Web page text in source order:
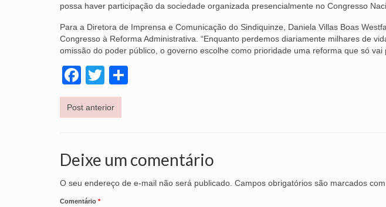
possa haver participação da sociedade organizada presencialmente no Congresso
Para a Diretora de Imprensa e Comunicação do Sindiquinze, Daniela Villas Boas
Congresso à Reforma Administrativa. “Enquanto perdemos diariamente milhares de
omissão do poder público, o governo escolhe como prioridade uma reforma que só vai
Facebook
Twitter
Post anterior
Deixe um comentário
O seu endereço de e-mail não será publicado. Campos obrigatórios são marcados com
Comentário *